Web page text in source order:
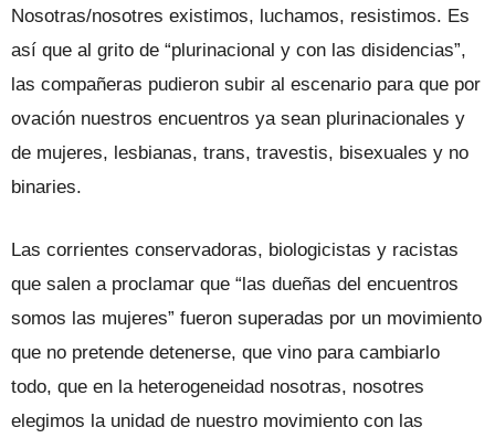
Nosotras/nosotres existimos, luchamos, resistimos. Es
así que al grito de “plurinacional y con las disidencias”,
las compañeras pudieron subir al escenario para que por
ovación nuestros encuentros ya sean plurinacionales y
de mujeres, lesbianas, trans, travestis, bisexuales y no
binaries.
Las corrientes conservadoras, biologicistas y racistas
que salen a proclamar que “las dueñas del encuentros
somos las mujeres” fueron superadas por un movimiento
que no pretende detenerse, que vino para cambiarlo
todo, que en la heterogeneidad nosotras, nosotres
elegimos la unidad de nuestro movimiento con las